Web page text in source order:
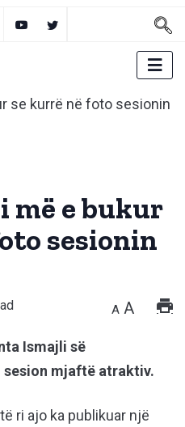
më e bukur
sesionin
A A
Ismajli së
mjaftë atraktiv.
ri ajo ka publikuar një